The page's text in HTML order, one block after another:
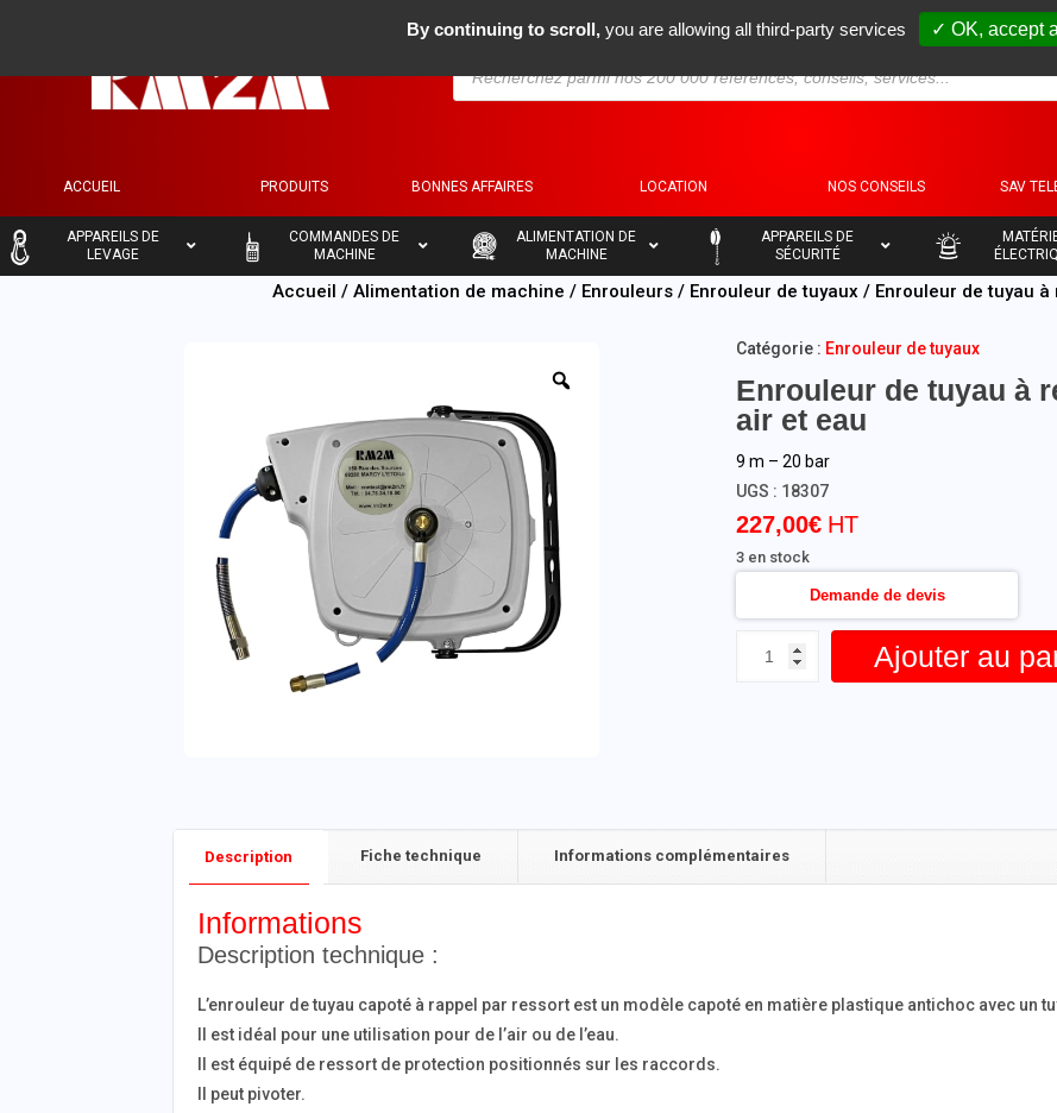
ACCUEIL
– PRODUITS
– BONNES AFFAIRES
– LOCATION
– NOS CONSEILS SAV
APPAREILS DE
LEVAGE
COMMANDES DE
MACHINE
ALIMENTATION DE
MACHINE
APPAREILS DE
SÉCURITÉ
Accueil / Alimentation de machine / Enrouleurs/ Enrouleur de tuyaux/ Enrouleur de tuyau
Enrouleur de tuyau à
air et eau
227,00€
9 m – 20 bar
3 en stock
Ajouter au
Demande de devis
UGS : 18307
Catégorie : Enrouleur de tuyaux
Description Fiche technique Informations complémentaires
Informations
Description technique :
L’enrouleur de tuyau capoté à rappel par ressort est un modèle capoté en matière plastique antichoc avec un
Il est idéal pour une utilisation pour de l’air ou de l’eau.
Il est équipé de ressort de protection positionnés sur les raccords.
Il peut pivoter.
By continuing to scroll, you are allowing all third-party services ✓ OK, accept